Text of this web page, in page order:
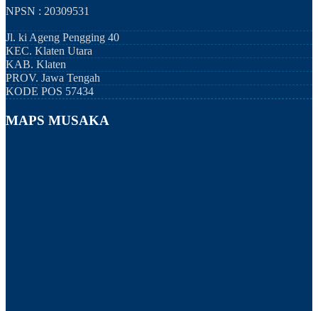
NPSN : 20309531
Jl. ki Ageng Pengging 40
KEC. Klaten Utara
KAB. Klaten
PROV. Jawa Tengah
KODE POS 57434
MAPS MUSAKA